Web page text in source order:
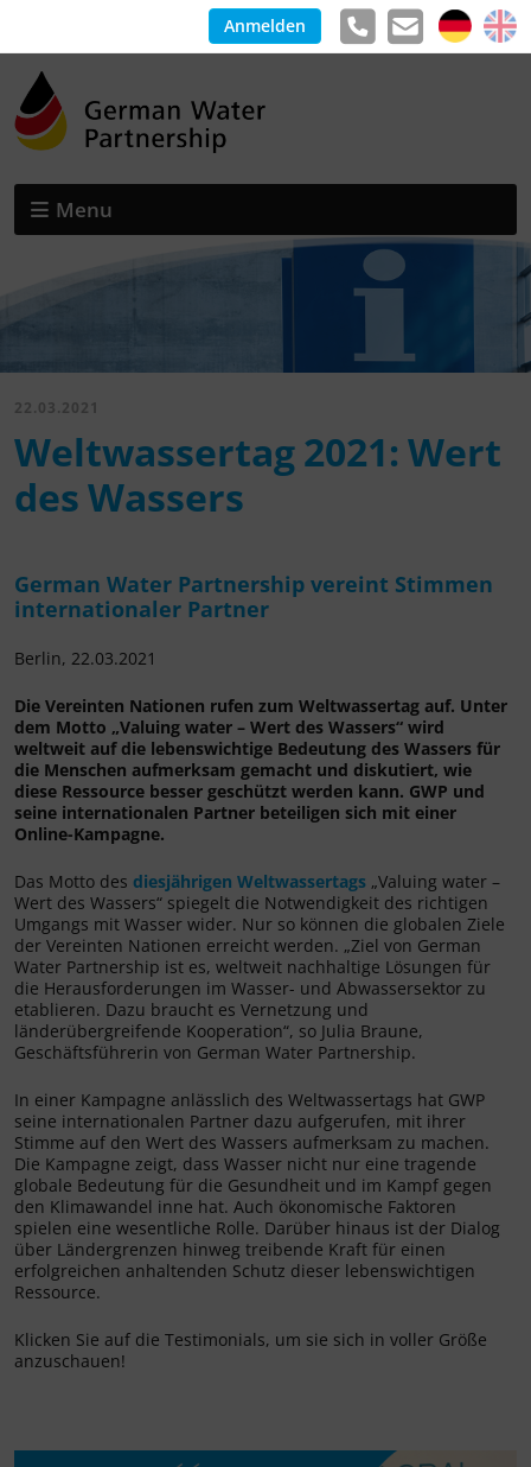
Anmelden
Menu
22.03.2021
Weltwassertag 2021: Wert
des Wassers
German Water Partnership vereint Stimmen
internationaler Partner
Berlin, 22.03.2021
Die Vereinten Nationen rufen zum Weltwassertag auf. Unter
dem Motto „Valuing water – Wert des Wassers“ wird
weltweit auf die lebenswichtige Bedeutung des Wassers für
die Menschen aufmerksam gemacht und diskutiert, wie
diese Ressource besser geschützt werden kann. GWP und
seine internationalen Partner beteiligen sich mit einer
Online-Kampagne.
Das Motto des diesjährigen Weltwassertags „Valuing water –
Wert des Wassers“ spiegelt die Notwendigkeit des richtigen
Umgangs mit Wasser wider. Nur so können die globalen Ziele
der Vereinten Nationen erreicht werden. „Ziel von German
Water Partnership ist es, weltweit nachhaltige Lösungen für
die Herausforderungen im Wasser- und Abwassersektor zu
etablieren. Dazu braucht es Vernetzung und
länderübergreifende Kooperation“, so Julia Braune,
Geschäftsführerin von German Water Partnership.
In einer Kampagne anlässlich des Weltwassertags hat GWP
seine internationalen Partner dazu aufgerufen, mit ihrer
Stimme auf den Wert des Wassers aufmerksam zu machen.
Die Kampagne zeigt, dass Wasser nicht nur eine tragende
globale Bedeutung für die Gesundheit und im Kampf gegen
den Klimawandel inne hat. Auch ökonomische Faktoren
spielen eine wesentliche Rolle. Darüber hinaus ist der Dialog
über Ländergrenzen hinweg treibende Kraft für einen
erfolgreichen anhaltenden Schutz dieser lebenswichtigen
Ressource.
Klicken Sie auf die Testimonials, um sie sich in voller Größe
anzuschauen!